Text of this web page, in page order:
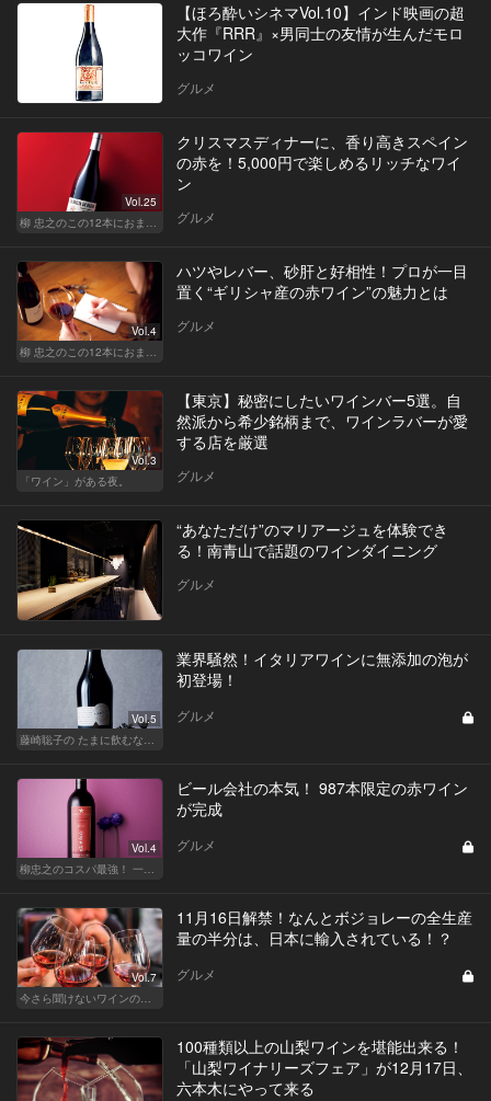
【ほろ酔いシネマVol.10】インド映画の超
大作『RRR』×男同士の友情が生んだモロ
ッコワイン
グルメ
Vol.25
柳 忠之のこの12本におまかせ
クリスマスディナーに、香り高きスペイン
の赤を！5,000円で楽しめるリッチなワイ
ン
グルメ
Vol.4
柳 忠之のこの12本におまかせ
ハツやレバー、砂肝と好相性！プロが一目
置く“ギリシャ産の赤ワイン”の魅力とは
グルメ
Vol.3
「ワイン」がある夜。
【東京】秘密にしたいワインバー5選。自
然派から希少銘柄まで、ワインラバーが愛
する店を厳選
グルメ
“あなただけ”のマリアージュを体験でき
る！南青山で話題のワインダイニング
グルメ
Vol.5
藤崎聡子の たまに飲むなら、こんな泡
業界騒然！イタリアワインに無添加の泡が
初登場！
グルメ
Vol.4
柳忠之のコスパ最強！ 一目おかれる、お値打ちワイン
ビール会社の本気！ 987本限定の赤ワイン
が完成
グルメ
Vol.7
今さら聞けないワインの基礎知識
11月16日解禁！なんとボジョレーの全生産
量の半分は、日本に輸入されている！？
グルメ
100種類以上の山梨ワインを堪能出来る！
「山梨ワイナリーズフェア」が12月17日、
六本木にやって来る